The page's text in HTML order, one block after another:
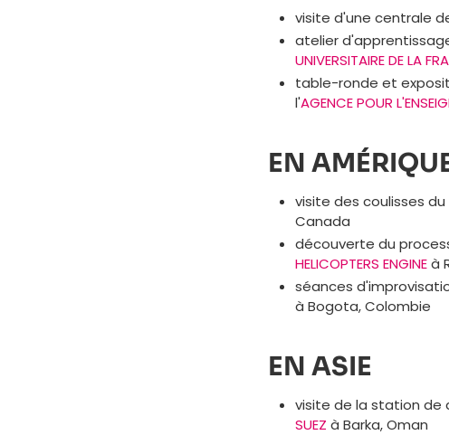
visite d'une centrale
atelier d'apprentissage
UNIVERSITAIRE DE LA
table-ronde et
l'AGENCE POUR
EN
visite des coulisses
Canada
découverte du
HELICOPTERS ENGINEà
séances
à Bogota, Colombie
EN ASIE
visite de la station de
SUEZ à Barka, Oman